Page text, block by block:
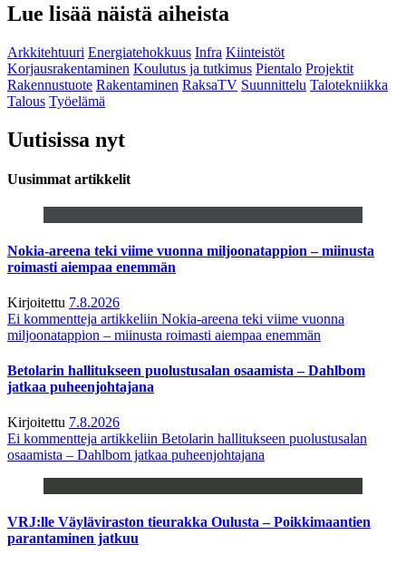
Lue lisää näistä aiheista
Arkkitehtuuri Energiatehokkuus Infra Kiinteistöt
Korjausrakentaminen Koulutus ja tutkimus Pientalo Projektit
Rakennustuote Rakentaminen RaksaTV Suunnittelu Talotekniikka
Talous Työelämä
Uutisissa nyt
Uusimmat artikkelit
Nokia-areena teki viime vuonna miljoonatappion – miinusta
roimasti aiempaa enemmän
Kirjoitettu 7.8.2026
Ei kommentteja artikkeliin Nokia-areena teki viime vuonna
miljoonatappion – miinusta roimasti aiempaa enemmän
Betolarin hallitukseen puolustusalan osaamista – Dahlbom
jatkaa puheenjohtajana
Kirjoitettu 7.8.2026
Ei kommentteja artikkeliin Betolarin hallitukseen puolustusalan
osaamista – Dahlbom jatkaa puheenjohtajana
VRJ:lle Väyläviraston tieurakka Oulusta – Poikkimaantien
parantaminen jatkuu